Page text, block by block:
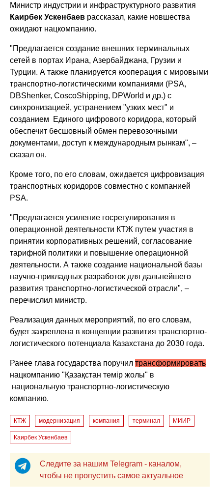
Министр индустрии и инфраструктурного развития
Каирбек Ускенбаев рассказал, какие новшества
ожидают нацкомпанию.
"Предлагается создание внешних терминальных
сетей в портах Ирана, Азербайджана, Грузии и
Турции. А также планируется кооперация с мировыми
транспортно-логистическими компаниями (PSA,
DBShenker, CoscoShipping, DPWorld и др.) с
синхронизацией, устранением "узких мест" и
созданием Единого цифрового коридора, который
обеспечит бесшовный обмен перевозочными
документами, доступ к международным рынкам", –
сказал он.
Кроме того, по его словам, ожидается цифровизация
транспортных коридоров совместно с компанией
PSA.
"Предлагается усиление госрегулирования в
операционной деятельности КТЖ путем участия в
принятии корпоративных решений, согласование
тарифной политики и повышение операционной
деятельности. А также создание национальной базы
научно-прикладных разработок для дальнейшего
развития транспортно-логистической отрасли", –
перечислил министр.
Реализация данных мероприятий, по его словам,
будет закреплена в концепции развития транспортно-
логистического потенциала Казахстана до 2030 года.
Ранее глава государства поручилтрансформировать
нацкомпанию "Қазақстан темір жолы" в
национальную транспортно-логистическую
компанию.
КТЖ модернизация компания терминал МИИР
Каирбек Ускенбаев
Следите за нашим Telegram - каналом,
чтобы не пропустить самое актуальное